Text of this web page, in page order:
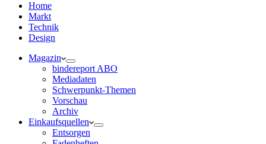
Home
Markt
Technik
Design
Magazin
bindereport ABO
Mediadaten
Schwerpunkt-Themen
Vorschau
Archiv
Einkaufsquellen
Entsorgen